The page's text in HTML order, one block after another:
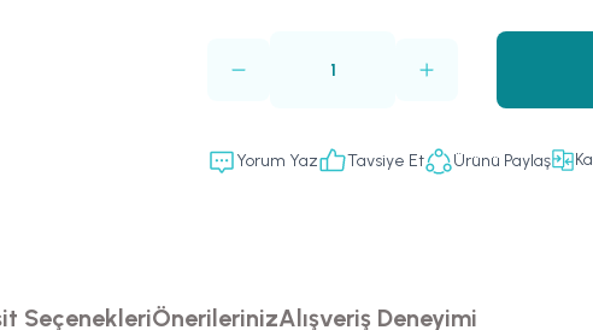
Yorum Yaz Tavsiye Et Ürünü Paylaş
SeçenekleriÖnerilerinizAlışveriş Deneyimi